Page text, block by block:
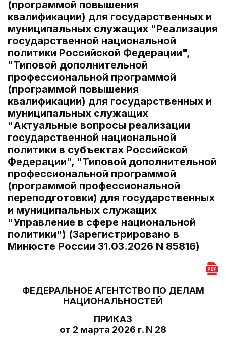
(программой повышения
квалификации) для государственных и
муниципальных служащих "Реализация
государственной национальной
политики Российской Федерации",
"Типовой дополнительной
профессиональной программой
(программой повышения
квалификации) для государственных и
муниципальных служащих
"Актуальные вопросы реализации
государственной национальной
политики в субъектах Российской
Федерации", "Типовой дополнительной
профессиональной программой
(программой профессиональной
переподготовки) для государственных
и муниципальных служащих
"Управление в сфере национальной
политики") (Зарегистрировано в
Минюсте России 31.03.2026 N 85816)
ФЕДЕРАЛЬНОЕ АГЕНТСТВО ПО ДЕЛАМ
НАЦИОНАЛЬНОСТЕЙ
ПРИКАЗ
от 2 марта 2026 г. N 28